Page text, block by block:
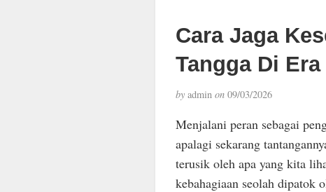
Cara Jaga
Tangga Di
byadmin on09/03/2026
Menjalani peran sebagai
apalagi sekarang
terusik oleh apa yang kita
kebahagiaan seolah dipatok